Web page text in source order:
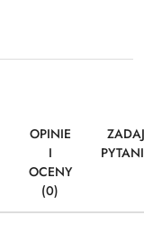
OPINIE
I
OCENY
(0)